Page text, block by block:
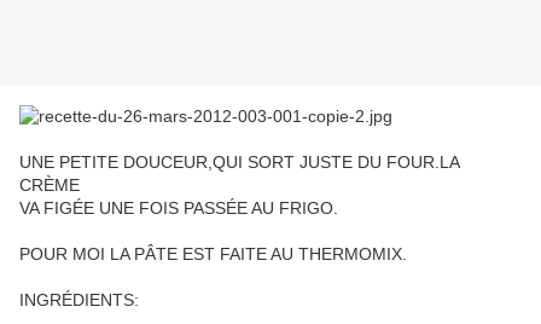
UNE PETITE DOUCEUR,QUI SORT JUSTE DU FOUR.LA
CRÈME
VA FIGÉE UNE FOIS PASSÉE AU FRIGO.
POUR MOI LA PÂTE EST FAITE AU THERMOMIX.
INGRÉDIENTS: